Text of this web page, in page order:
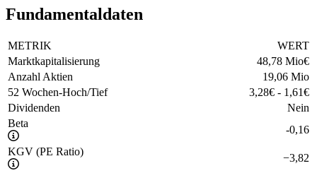
Fundamentaldaten
METRIK
WERT
Marktkapitalisierung
48,78 Mio€
Anzahl Aktien
19,06 Mio
52 Wochen-Hoch/Tief
3,28€ - 1,61€
Dividenden
Nein
Beta
-0,16
KGV (PE Ratio)
−3,82